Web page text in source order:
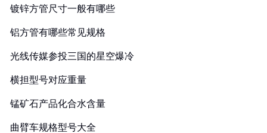
镀锌方管尺寸一般有哪些
铝方管有哪些常见规格
光线传媒参投三国的星空爆冷
横担型号对应重量
锰矿石产品化合水含量
曲臂车规格型号大全